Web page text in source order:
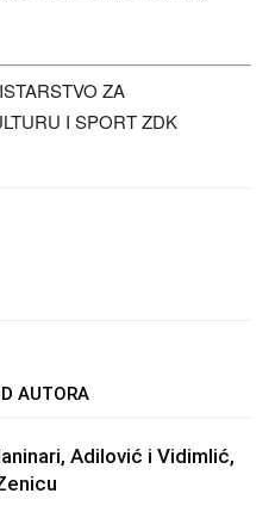
ZA
I SPORT ZDK
AUTORA
Adilović i Vidimlić,